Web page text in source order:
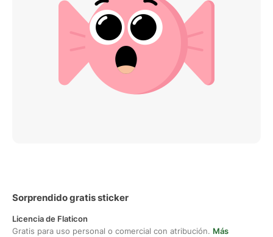
Sorprendido gratis sticker
Licencia de Flaticon
Gratis para uso personal o comercial con atribución. Más